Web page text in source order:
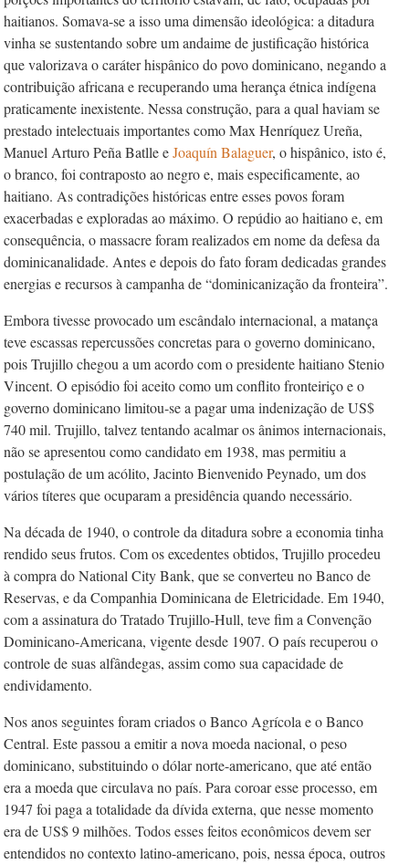
haitianos. Somava-se a isso uma dimensão ideológica: a ditadura
vinha se sustentando sobre um andaime de justificação histórica
que valorizava o caráter hispânico do povo dominicano, negando a
contribuição africana e recuperando uma herança étnica indígena
praticamente inexistente. Nessa construção, para a qual haviam se
prestado intelectuais importantes como Max Henríquez Ureña,
Manuel Arturo Peña Batlle eJoaquín Balaguer, o hispânico, isto é,
o branco, foi contraposto ao negro e, mais especificamente, ao
haitiano. As contradições históricas entre esses povos foram
exacerbadas e exploradas ao máximo. O repúdio ao haitiano e, em
consequência, o massacre foram realizados em nome da defesa da
dominicanalidade. Antes e depois do fato foram dedicadas grandes
energias e recursos à campanha de “dominicanização da fronteira”.
Embora tivesse provocado um escândalo internacional, a matança
teve escassas repercussões concretas para o governo dominicano,
pois Trujillo chegou a um acordo com o presidente haitiano Stenio
Vincent. O episódio foi aceito como um conflito fronteiriço e o
governo dominicano limitou-se a pagar uma indenização de US$
740 mil. Trujillo, talvez tentando acalmar os ânimos internacionais,
não se apresentou como candidato em 1938, mas permitiu a
postulação de um acólito, Jacinto Bienvenido Peynado, um dos
vários títeres que ocuparam a presidência quando necessário.
Na década de 1940, o controle da ditadura sobre a economia tinha
rendido seus frutos. Com os excedentes obtidos, Trujillo procedeu
à compra do National City Bank, que se converteu no Banco de
Reservas, e da Companhia Dominicana de Eletricidade. Em 1940,
com a assinatura do Tratado Trujillo-Hull, teve fim a Convenção
Dominicano-Americana, vigente desde 1907. O país recuperou o
controle de suas alfândegas, assim como sua capacidade de
endividamento.
Nos anos seguintes foram criados o Banco Agrícola e o Banco
Central. Este passou a emitir a nova moeda nacional, o peso
dominicano, substituindo o dólar norte-americano, que até então
era a moeda que circulava no país. Para coroar esse processo, em
1947 foi paga a totalidade da dívida externa, que nesse momento
era de US$ 9 milhões. Todos esses feitos econômicos devem ser
entendidos no contexto latino-americano, pois, nessa época, outros